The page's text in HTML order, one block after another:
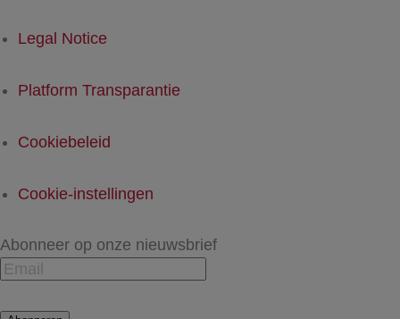
Legal Notice
Platform Transparantie
Cookiebeleid
Cookie-instellingen
Abonneer op onze nieuwsbrief